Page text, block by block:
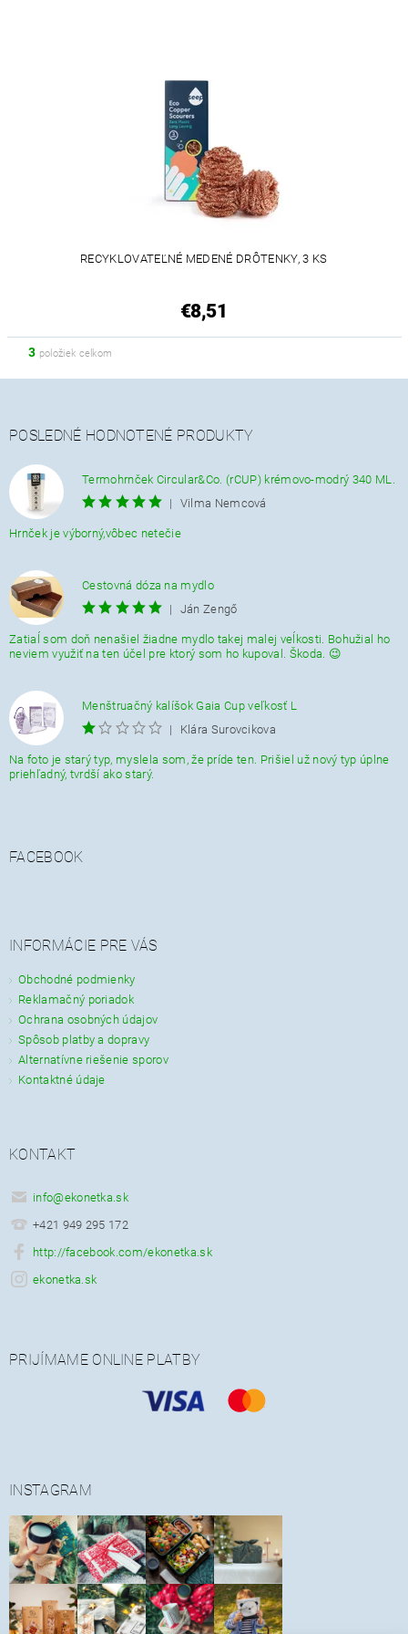
RECYKLOVATEĽNÉ MEDENÉ DRÔTENKY, 3 KS
€8,51
3 položiek celkom
POSLEDNÉ HODNOTENÉ PRODUKTY
Termohrnček Circular&Co. (rCUP) krémovo-modrý 340 ML.
|
Vilma Nemcová
Hrnček je výborný,vôbec netečie
Cestovná dóza na mydlo
|
Ján Zengő
Zatiaĺ som doň nenašiel žiadne mydlo takej malej veĺkosti. Bohužial ho
neviem využiť na ten účel pre ktorý som ho kupoval. Škoda. 😉
Menštruačný kalíšok Gaia Cup veľkosť L
|
Klára Surovcikova
Na foto je starý typ, myslela som, že príde ten. Prišiel už nový typ úplne
priehľadný, tvrdší ako starý.
FACEBOOK
INFORMÁCIE PRE VÁS
Obchodné podmienky
Reklamačný poriadok
Ochrana osobných údajov
Spôsob platby a dopravy
Alternatívne riešenie sporov
Kontaktné údaje
KONTAKT
info@ekonetka.sk
+421 949 295 172
http://facebook.com/ekonetka.sk
ekonetka.sk
PRIJÍMAME ONLINE PLATBY
INSTAGRAM